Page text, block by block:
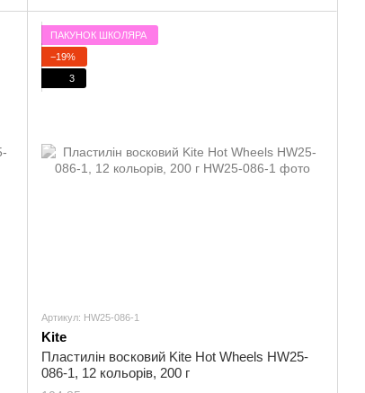
ПАКУНОК ШКОЛЯРА
−19%
3
Артикул: HW25-086-1
Kite
Пластилін восковий Kite Hot Wheels HW25-
086-1, 12 кольорів, 200 г